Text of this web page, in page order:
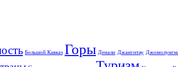
Большой Кавказ Горы Денали Джангитау